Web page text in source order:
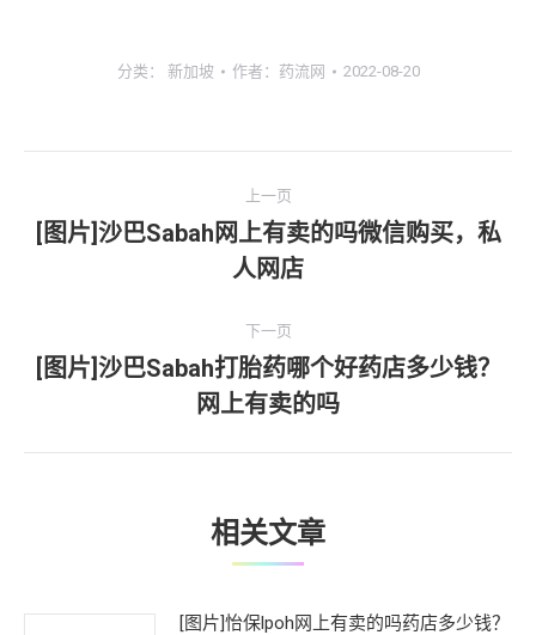
分类： 新加坡 作者： 药流网 2022-08-20
章
上一页
上
一
[图片]沙巴Sabah网上有卖的吗微信购买，私
人网店
下一页
下
一
文
[图片]沙巴Sabah打胎药哪个好药店多少钱？
网上有卖的吗
相关文章
[图片]怡保lpoh网上有卖的吗药店多少钱？